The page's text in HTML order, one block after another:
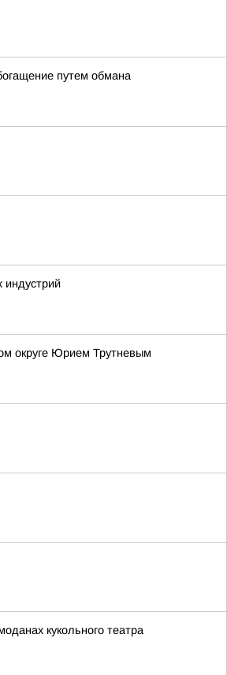
путем обмана
индустрий
округе Юрием Трутневым
кукольного театра